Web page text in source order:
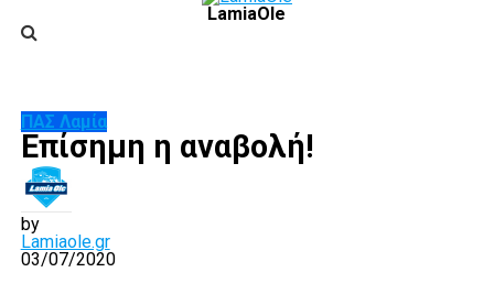
LamiaOle
ΠΑΣ Λαμία
Επίσημη η αναβολή!
by
Lamiaole.gr
03/07/2020